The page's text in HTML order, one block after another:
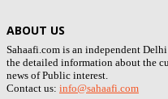
ABOUT US
Sahaafi.com is an independent
the detailed information about the
news of Public interest.
Contact us: info@sahaafi.com